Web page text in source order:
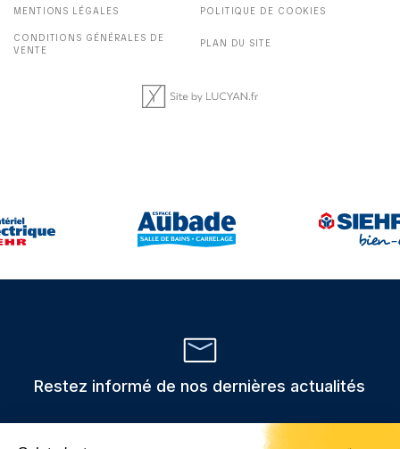
MENTIONS LÉGALES POLITIQUE DE COOKIES
CONDITIONS GÉNÉRALES DE
VENTE
PLAN DU SITE
Restez informé de nos dernières actualités